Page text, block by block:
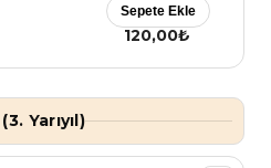
120,00₺
Sepete Ekle
Yarıyıl)